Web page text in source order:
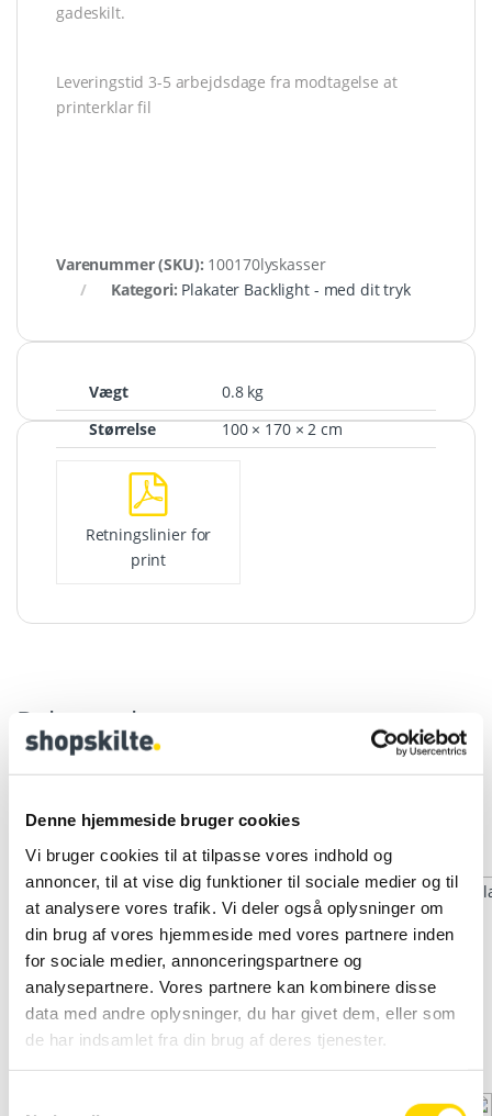
Denne hjemmeside bruger cookies
Vi bruger cookies til at tilpasse vores indhold og
annoncer, til at vise dig funktioner til sociale medier og til
at analysere vores trafik. Vi deler også oplysninger om
din brug af vores hjemmeside med vores partnere inden
for sociale medier, annonceringspartnere og
analysepartnere. Vores partnere kan kombinere disse
data med andre oplysninger, du har givet dem, eller som
de har indsamlet fra din brug af deres tjenester.
gadeskilt.
Leveringstid 3-5 arbejdsdage fra modtagelse at
printerklar fil
Varenummer (SKU): 100170lyskasser
Kategori: Plakater Backlight - med dit tryk
Vægt
0.8 kg
Størrelse
100 × 170 × 2 cm
Retningslinier for
print
Relaterede varer
Plakater Backlight - med dit tryk
Backlight plakat til lysrammer
lyskasser A0
Plakater Backlight - med dit tryk
Udendørs A2 – 42×59,4 cm
plakat med eget tryk